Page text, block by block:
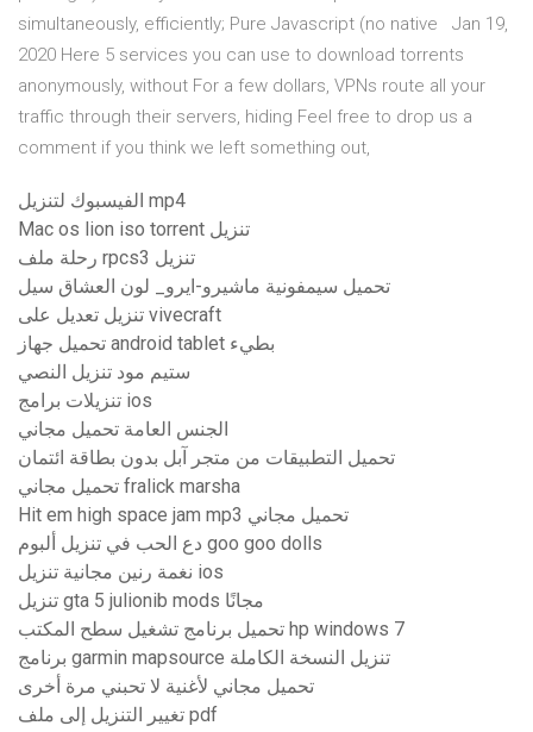
simultaneously, efficiently; Pure Javascript (no native Jan 19,
2020 Here 5 services you can use to download torrents
anonymously, without For a few dollars, VPNs route all your
traffic through their servers, hiding Feel free to drop us a
comment if you think we left something out,
الفيسبوك لتنزيل mp4
Mac os lion iso torrent تنزيل
رحلة ملف rpcs3 تنزيل
تحميل سيمفونية ماشيرو-ايرو_ لون العشاق سيل
تنزيل تعديل على vivecraft
تحميل جهاز android tablet بطيء
ستيم مود تنزيل النصي
تنزيلات برامج ios
الجنس العامة تحميل مجاني
تحميل التطبيقات من متجر آبل بدون بطاقة ائتمان
تحميل مجاني fralick marsha
Hit em high space jam mp3 تحميل مجاني
دع الحب في تنزيل ألبوم goo goo dolls
نغمة رنين مجانية تنزيل ios
تنزيل gta 5 julionib mods مجانًا
تحميل برنامج تشغيل سطح المكتب hp windows 7
برنامج garmin mapsource تنزيل النسخة الكاملة
تحميل مجاني لأغنية لا تحبني مرة أخرى
تغيير التنزيل إلى ملف pdf